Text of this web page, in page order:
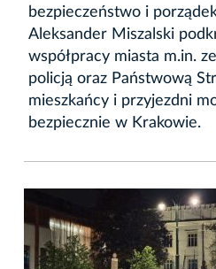
bezpieczeństwo i
Aleksander Miszalski
współpracy miasta m.in.
policją oraz Państwową
mieszkańcy i przyjezdni
bezpiecznie w Krakowie.